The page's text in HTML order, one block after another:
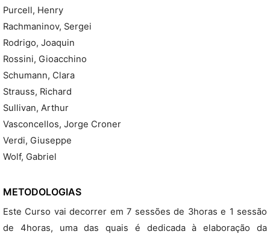
Purcell, Henry
Rachmaninov, Sergei
Rodrigo, Joaquin
Rossini, Gioacchino
Schumann, Clara
Strauss, Richard
Sullivan, Arthur
Vasconcellos, Jorge Croner
Verdi, Giuseppe
Wolf, Gabriel
METODOLOGIAS
Este Curso vai decorrer em 7 sessões de 3horas e 1 sessão
de 4horas, uma das quais é dedicada à elaboração da